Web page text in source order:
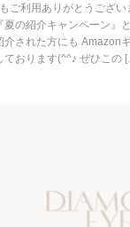
ご利用ありがとうござ
夏の紹介キャンペーン』
介された方にも Amazon
ております(^^♪ ぜひこの